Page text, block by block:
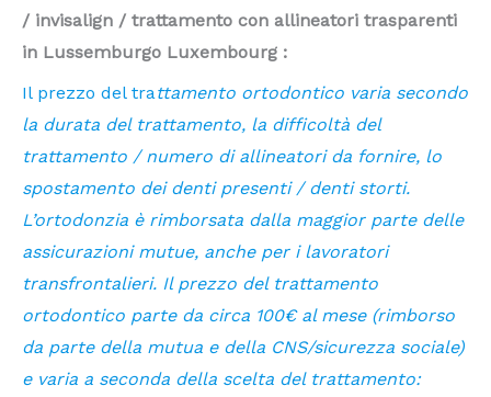
/ invisalign / trattamento con allineatori trasparenti
in Lussemburgo Luxembourg :
Il prezzo del trattamento ortodontico varia secondo
la durata del trattamento, la difficoltà del
trattamento / numero di allineatori da fornire, lo
spostamento dei denti presenti / denti storti.
L’ortodonzia è rimborsata dalla maggior parte delle
assicurazioni mutue, anche per i lavoratori
transfrontalieri. Il prezzo del trattamento
ortodontico parte da circa 100€ al mese (rimborso
da parte della mutua e della CNS/sicurezza sociale)
e varia a seconda della scelta del trattamento: